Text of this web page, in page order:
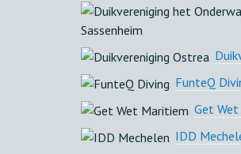
Sassenheim
FunteQ
Get
IDD